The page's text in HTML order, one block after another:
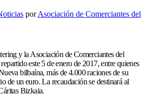
porAsociación de Comerciantes del
y la Asociación de Comerciantes del
este 5 de enero de 2017, entre quienes
bilbaína, más de 4.000 raciones de su
de un euro. La recaudación se destinará al
Bizkaia.